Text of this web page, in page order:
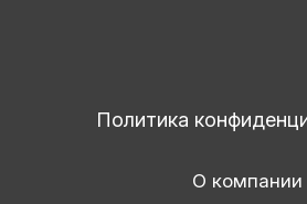
Политика
О компании